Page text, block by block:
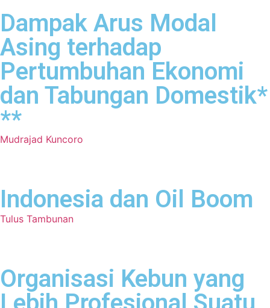
Dampak Arus Modal
Asing terhadap
Pertumbuhan Ekonomi
dan Tabungan Domestik*
**
Mudrajad Kuncoro
Indonesia dan Oil Boom
Tulus Tambunan
Organisasi Kebun yang